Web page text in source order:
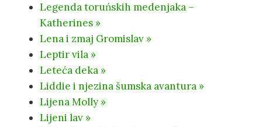
Legenda toruńskih medenjaka –
Katherines »
Lena i zmaj Gromislav »
Leptir vila »
Leteća deka »
Liddie i njezina šumska avantura »
Lijena Molly »
Lijeni lav »